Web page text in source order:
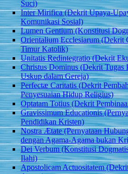
Suci)
Inter Mirifica (Dekrit Upaya-
Komunikasi Sosial)
Lumen Gentium (Konstitusi
Orientalium Ecclesiarum (Dekrit
Timur Katolik)
Unitatis Redintegratio (Dekrit
Christus Dominus (Dekrit Tugas
Uskup dalam Gereja)
Perfectæ Caritatis (Dekrit
Penyesuaian Hidup Religius)
Optatam Totius (Dekrit
Gravissimum Educationis
Pendidikan Kristen)
Nostra Ætate (Pernyataan
dengan Agama-Agama bukan
Dei Verbum (Konstitusi
Ilahi)
Apostolicam Actuositatem